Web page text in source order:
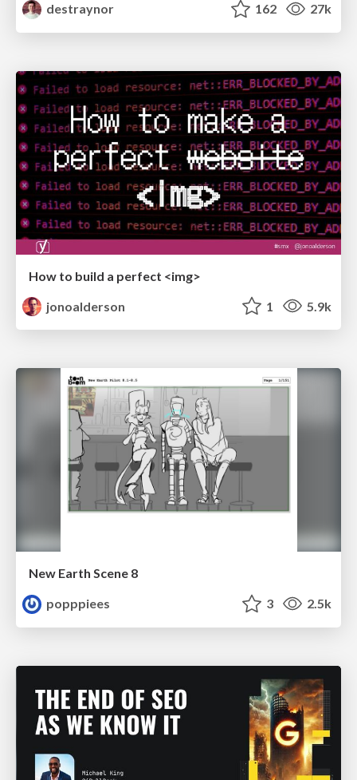
destraynor 162 27k
How to build a perfect <img>
jonoalderson
1 5.9k
New Earth Scene 8
popppiees
3 2.5k